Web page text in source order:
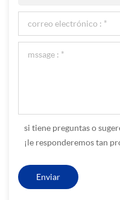
si tiene preguntas o
¡le responderemos tan